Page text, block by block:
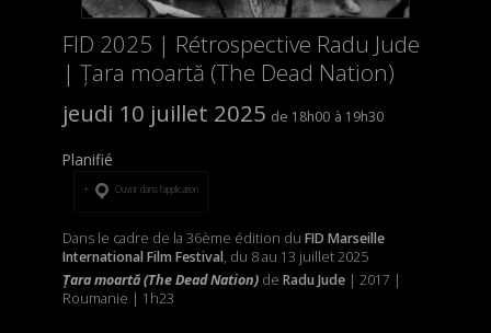
FID 2025 | Rétrospective Radu Jude
| Țara moartă (The Dead Nation)
jeudi 10 juillet 2025
18h00 19h30
Planifié
Ouvrir dans l’application
Dans le cadre de la 36ème édition du FID Marseille
International Film Festival, du 8 au 13 juillet 2025
Țara moartă (The Dead Nation) de Radu Jude| 2017 |
Roumanie | 1h23